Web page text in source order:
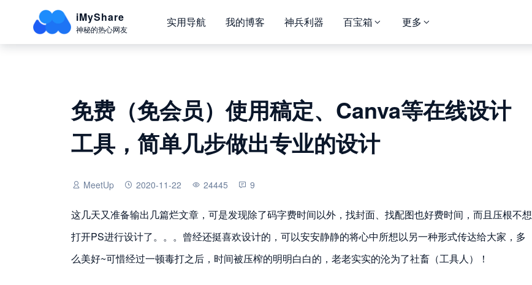
iMyShare
神秘的热心网友
实用导航 我的博客 神兵利器 百宝箱 更多
免费（免会员）使用稿定、Canva等在线设计
工具，简单几步做出专业的设计
MeetUp 2020-11-22 24445 9
这几天又准备输出几篇烂文章，可是发现除了码字费时间以外，找封面、找配图也好费时间，而且压根不想
打开PS进行设计了。。。曾经还挺喜欢设计的，可以安安静静的将心中所想以另一种形式传达给大家，多
么美好~可惜经过一顿毒打之后，时间被压榨的明明白白的，老老实实的沦为了社畜（工具人）！